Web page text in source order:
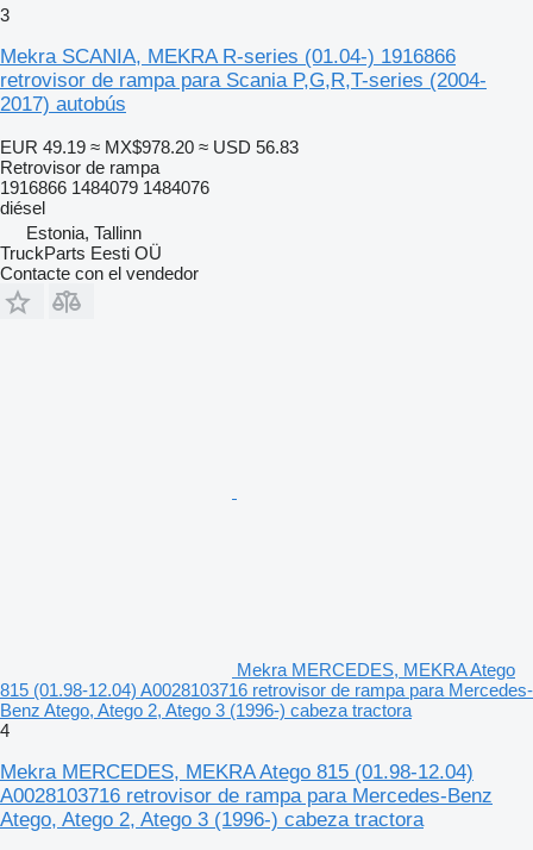
3
Mekra SCANIA, MEKRA R-series (01.04-) 1916866
retrovisor de rampa para Scania P,G,R,T-series (2004-
2017) autobús
EUR 49.19 ≈ MX$978.20 ≈ USD 56.83
Retrovisor de rampa
1916866 1484079 1484076
diésel
Estonia, Tallinn
TruckParts Eesti OÜ
Contacte con el vendedor
Mekra MERCEDES, MEKRA Atego
815 (01.98-12.04) A0028103716 retrovisor de rampa para Mercedes-
Benz Atego, Atego 2, Atego 3 (1996-) cabeza tractora
4
Mekra MERCEDES, MEKRA Atego 815 (01.98-12.04)
A0028103716 retrovisor de rampa para Mercedes-Benz
Atego, Atego 2, Atego 3 (1996-) cabeza tractora